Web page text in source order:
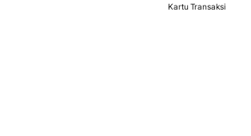
Kartu Transaksi